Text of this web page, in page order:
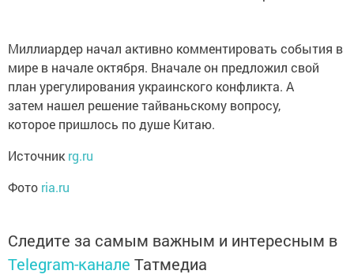
Миллиардер начал активно комментировать события в
мире в начале октября. Вначале он предложил свой
план урегулирования украинского конфликта. А
затем нашел решение тайваньскому вопросу,
которое пришлось по душе Китаю.
Источникrg.ru
Фото ria.ru
Следите за самым важным и интересным в
Telegram-канале Татмедиа